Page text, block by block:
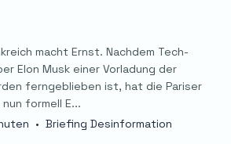
macht Ernst. Nachdem Tech-
Elon Musk einer Vorladung der
ferngeblieben ist, hat die Pariser
formell E...
• Briefing Desinformation